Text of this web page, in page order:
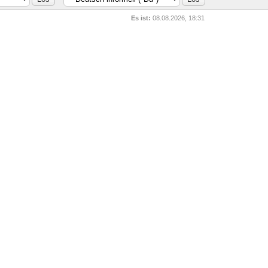
Es ist: 08.08.2026, 18:31